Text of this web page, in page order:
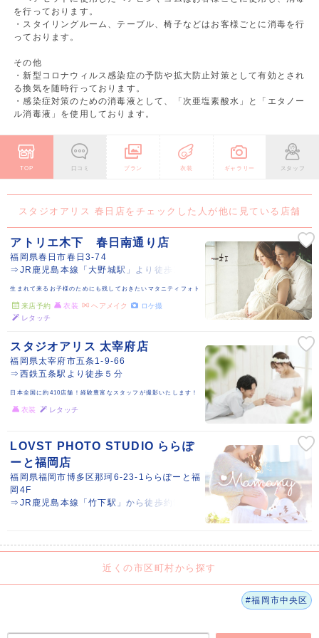
を行っております。
・スタイリングルーム、テーブル、椅子などはお客様ごとに消毒を行
っております。
その他
・新型コロナウィルス感染症の予防や拡大防止対策として有効とされ
る換気を随時行っております。
・感染症対策のための消毒液として、「次亜塩素酸水」と「エタノー
ル消毒液」を使用しております。
TOP 口コミ プラン 衣装 ギャラリー スタッフ
スタジオアリス 春日店をチェックした人が他に見ている店舗
アトリエ木下 春日南通り店
福岡県春日市春日3-74
⇒JR鹿児島本線「大野城駅」より徒歩15分
生まれて来るお子様のためにも残しておきたいマタニティフォト
来店予約 衣装 ヘアメイク
ロケ撮
レタッチ
スタジオアリス 太宰府店
福岡県太宰府市五条1-9-66
⇒西鉄五条駅より徒歩５分
日本全国に約410店舗！経験豊富なスタッフが撮影いたします！
衣装 レタッチ
LOVST PHOTO STUDIO ららぽ
ーと福岡店
福岡県福岡市博多区那珂6‐23‐1ららぽーと福
岡4F
⇒JR鹿児島本線「竹下駅」から徒歩約9分
近くの市区町村から探す
#福岡市中央区